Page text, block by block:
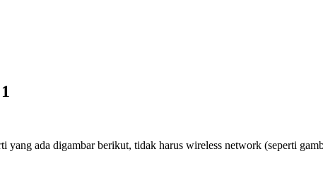
ada digambar berikut, tidak harus wireless network (seperti